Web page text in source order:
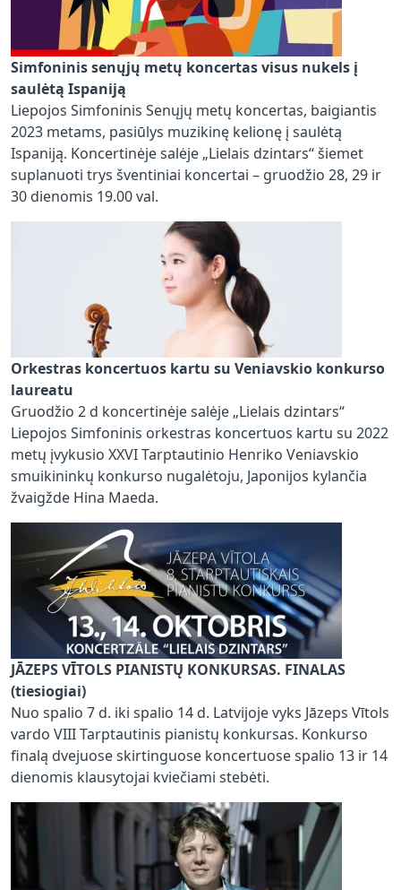
Simfoninis senųjų metų koncertas visus nukels į
saulėtą Ispaniją
Liepojos Simfoninis Senųjų metų koncertas, baigiantis
2023 metams, pasiūlys muzikinę kelionę į saulėtą
Ispaniją. Koncertinėje salėje „Lielais dzintars“ šiemet
suplanuoti trys šventiniai koncertai – gruodžio 28, 29 ir
30 dienomis 19.00 val.
Orkestras koncertuos kartu su Veniavskio konkurso
laureatu
Gruodžio 2 d koncertinėje salėje „Lielais dzintars“
Liepojos Simfoninis orkestras koncertuos kartu su 2022
metų įvykusio XXVI Tarptautinio Henriko Veniavskio
smuikininkų konkurso nugalėtoju, Japonijos kylančia
žvaigžde Hina Maeda.
JĀZEPS VĪTOLS PIANISTŲ KONKURSAS. FINALAS
(tiesiogiai)
Nuo spalio 7 d. iki spalio 14 d. Latvijoje vyks Jāzeps Vītols
vardo VIII Tarptautinis pianistų konkursas. Konkurso
finalą dvejuose skirtinguose koncertuose spalio 13 ir 14
dienomis klausytojai kviečiami stebėti.